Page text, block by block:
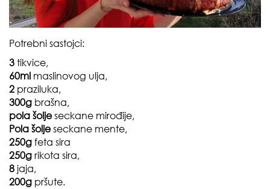
Potrebni sastojci:
3 tikvice,
60ml maslinovog ulja,
2 praziluka,
300g brašna,
pola šoljeseckane mirođije,
Pola šoljeseckane mente,
250g feta sira
250g rikota sira,
8 jaja,
200g pršute.